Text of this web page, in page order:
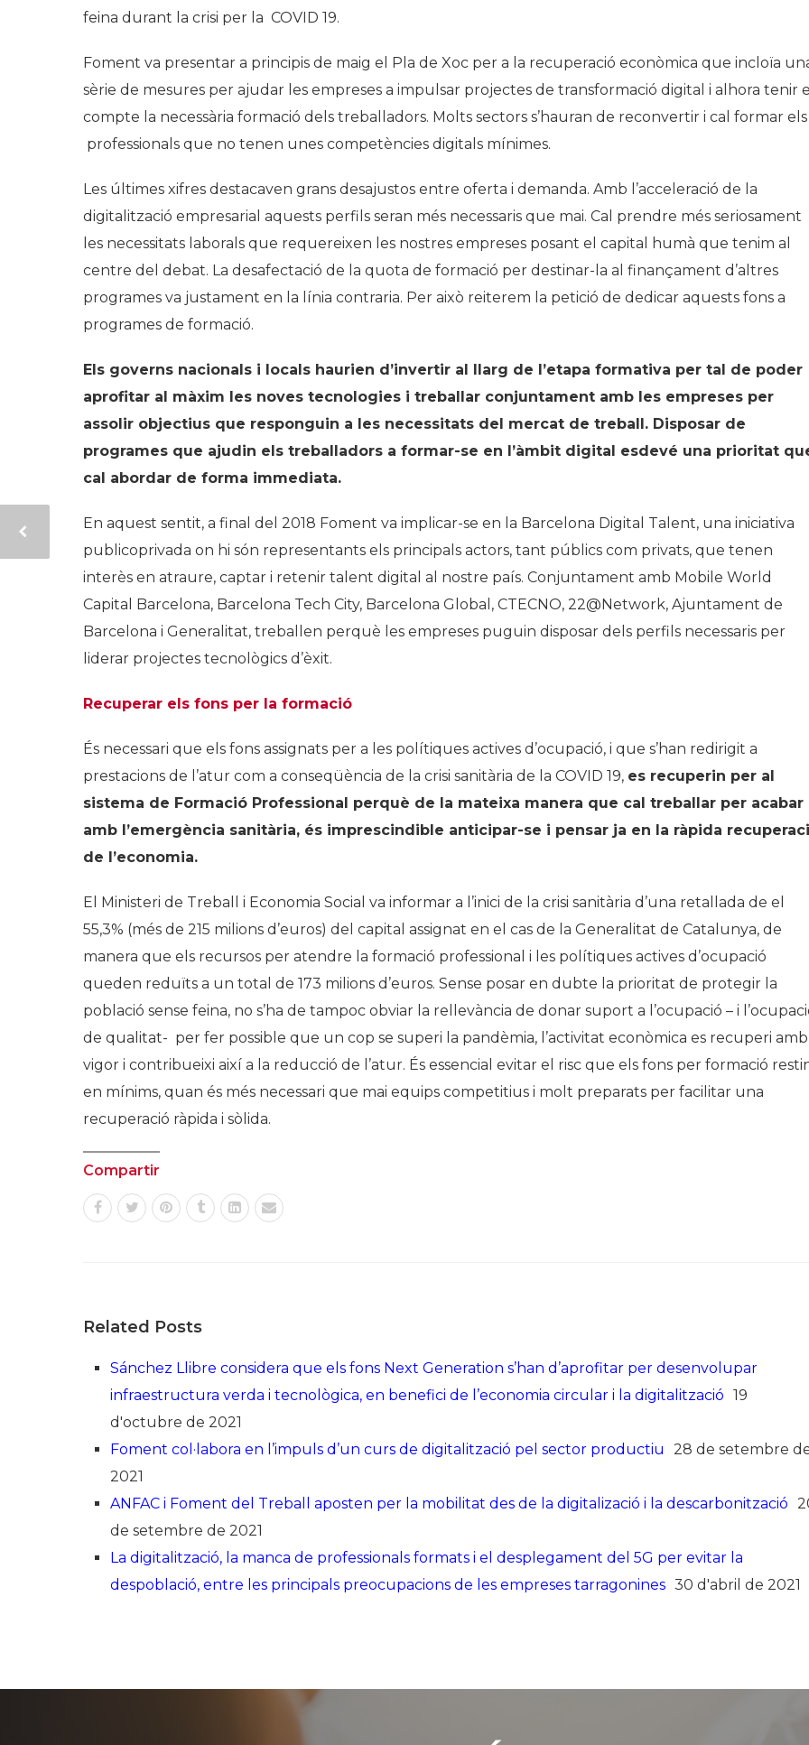
feina durant la crisi per la COVID 19.
Foment va presentar a principis de maig el Pla de Xoc per a la recuperació econòmica que incloïa
sèrie de mesures per ajudar les empreses a impulsar projectes de transformació digital i alhora tenir
compte la necessària formació dels treballadors. Molts sectors s’hauran de reconvertir i cal formar els
professionals que no tenen unes competències digitals mínimes.
Les últimes xifres destacaven grans desajustos entre oferta i demanda. Amb l’acceleració de la
digitalització empresarial aquests perfils seran més necessaris que mai. Cal prendre més seriosament
les necessitats laborals que requereixen les nostres empreses posant el capital humà que tenim al
centre del debat. La desafectació de la quota de formació per destinar-la al finançament d’altres
programes va justament en la línia contraria. Per això reiterem la petició de dedicar aquests fons a
programes de formació.
Els governs nacionals i locals haurien d’invertir al llarg de l’etapa formativa per tal de poder
aprofitar al màxim les noves tecnologies i treballar conjuntament amb les empreses per
assolir objectius que responguin a les necessitats del mercat de treball. Disposar de
programes que ajudin els treballadors a formar-se en l’àmbit digital esdevé una prioritat
cal abordar de forma immediata.
En aquest sentit, a final del 2018 Foment va implicar-se en la Barcelona Digital Talent, una iniciativa
publicoprivada on hi són representants els principals actors, tant públics com privats, que tenen
interès en atraure, captar i retenir talent digital al nostre país. Conjuntament amb Mobile World
Capital Barcelona, Barcelona Tech City, Barcelona Global, CTECNO, 22@Network, Ajuntament de
Barcelona i Generalitat, treballen perquè les empreses puguin disposar dels perfils necessaris per
liderar projectes tecnològics d’èxit.
Recuperar els fons per la formació
És necessari que els fons assignats per a les polítiques actives d’ocupació, i que s’han redirigit a
prestacions de l’atur com a conseqüència de la crisi sanitària de la COVID 19, es recuperin per al
sistema de Formació Professional perquè de la mateixa manera que cal treballar per acabar
amb l’emergència sanitària, és imprescindible anticipar-se i pensar ja en la ràpida
de l’economia.
El Ministeri de Treball i Economia Social va informar a l’inici de la crisi sanitària d’una retallada de el
55,3% (més de 215 milions d’euros) del capital assignat en el cas de la Generalitat de Catalunya, de
manera que els recursos per atendre la formació professional i les polítiques actives d’ocupació
queden reduïts a un total de 173 milions d’euros. Sense posar en dubte la prioritat de protegir la
població sense feina, no s’ha de tampoc obviar la rellevància de donar suport a l’ocupació – i
de qualitat- per fer possible que un cop se superi la pandèmia, l’activitat econòmica es recuperi amb
vigor i contribueixi així a la reducció de l’atur. És essencial evitar el risc que els fons per formació
en mínims, quan és més necessari que mai equips competitius i molt preparats per facilitar una
recuperació ràpida i sòlida.
Compartir
Related Posts
Sánchez Llibre considera que els fons Next Generation s’han d’aprofitar per desenvolupar
infraestructura verda i tecnològica, en benefici de l’economia circular i la digitalització 19
d'octubre de 2021
Foment col·labora en l’impuls d’un curs de digitalització pel sector productiu
28 de setembre
2021
ANFAC i Foment del Treball aposten per la mobilitat des de la digitalizació i la descarbonització
de setembre de 2021
La digitalització, la manca de professionals formats i el desplegament del 5G per evitar la
despoblació, entre les principals preocupacions de les empreses tarragonines 30 d'abril de 2021